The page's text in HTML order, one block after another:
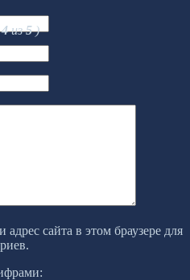
4из5)
сайта в этом браузере для